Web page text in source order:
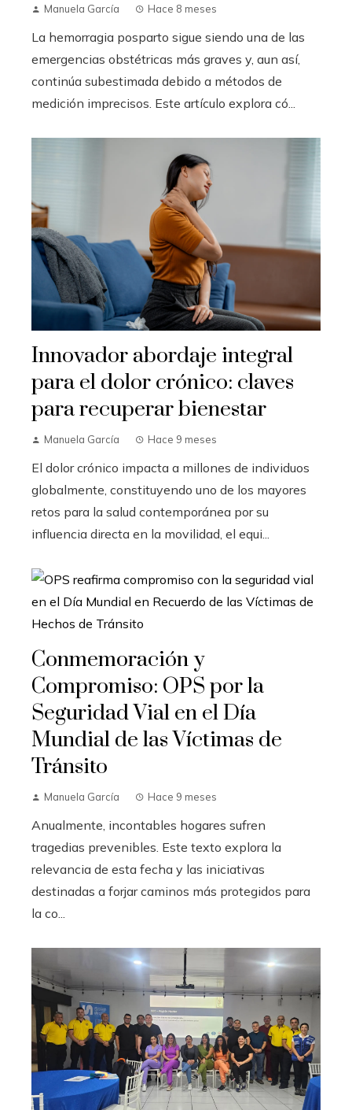
Manuela García Hace 8 meses
La hemorragia posparto sigue siendo una de las
emergencias obstétricas más graves y, aun así,
continúa subestimada debido a métodos de
medición imprecisos. Este artículo explora có...
Innovador abordaje integral
para el dolor crónico: claves
para recuperar bienestar
Manuela García Hace 9 meses
El dolor crónico impacta a millones de individuos
globalmente, constituyendo uno de los mayores
retos para la salud contemporánea por su
influencia directa en la movilidad, el equi...
Conmemoración y
Compromiso: OPS por la
Seguridad Vial en el Día
Mundial de las Víctimas de
Tránsito
Manuela García Hace 9 meses
Anualmente, incontables hogares sufren
tragedias prevenibles. Este texto explora la
relevancia de esta fecha y las iniciativas
destinadas a forjar caminos más protegidos para
la co...